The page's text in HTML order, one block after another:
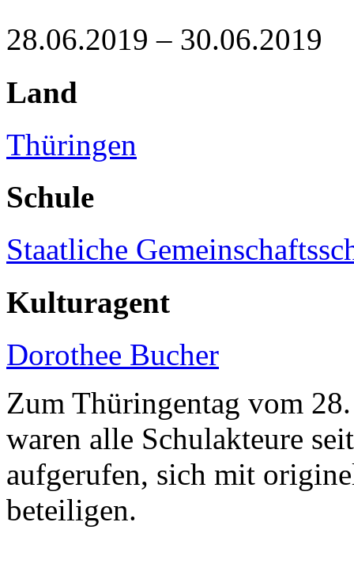
28.06.2019 – 30.06.2019
Land
Thüringen
Schule
Staatliche
Kulturagent
Dorothee Bucher
Zum Thüringentag vom
waren alle Schulakteure
aufgerufen, sich mit
beteiligen.